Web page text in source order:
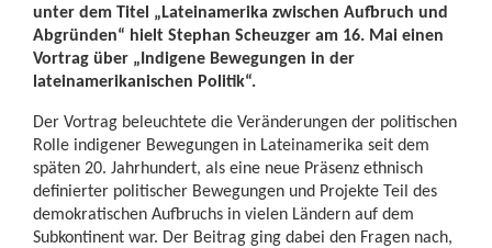
unter dem Titel „Lateinamerika zwischen Aufbruch und
Abgründen“ hielt Stephan Scheuzger am 16. Mai einen
Vortrag über „Indigene Bewegungen in der
lateinamerikanischen Politik“.
Der Vortrag beleuchtete die Veränderungen der politischen
Rolle indigener Bewegungen in Lateinamerika seit dem
späten 20. Jahrhundert, als eine neue Präsenz ethnisch
definierter politischer Bewegungen und Projekte Teil des
demokratischen Aufbruchs in vielen Ländern auf dem
Subkontinent war. Der Beitrag ging dabei den Fragen nach,